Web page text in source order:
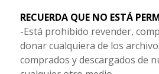
RECUERDA QUE NO ESTÁ
-Está prohibido revender,
donar cualquiera de los
comprados y descargados de